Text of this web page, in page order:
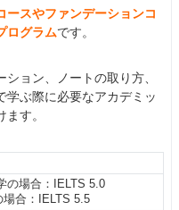
ースやファンデーションコ
ログラムです。
ョン、ノートの取り方、
学ぶ際に必要なアカデミッ
す。
の場合：IELTS 5.0
場合：IELTS 5.5